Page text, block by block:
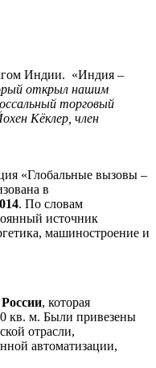
Индии. «Индия –
открыл нашим
торговый
Кёклер, член
«Глобальные вызовы –
в
. По словам
источник
машиностроение и
России, которая
кв. м. Были привезены
отрасли,
автоматизации,